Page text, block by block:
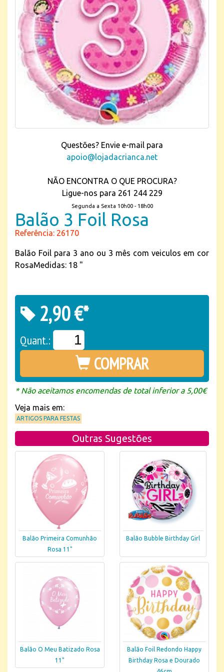
Questões? Envie e-mail para
apoio@lojadacrianca.net
NÃO ENCONTRA O QUE PROCURA?
Ligue-nos para 261 244 229
Segunda a Sexta 10h00 - 18h00
Balão 3 Foil Rosa
Referência: 26170
Balão Foil para 3 ano ou 3 mês com veiculos em cor
RosaMedidas: 18 "
2,90 €*
Quant.:
COMPRAR
* Não aceitamos encomendas de total inferior a 5,00€
Veja mais em:
ARTIGOS PARA FESTAS
Outras Sugestões
Balão Primeira Comunhão
Rosa 11"
Balão Bubble Birthday Girl
Balão O Meu Batizado Rosa
11"
Balão Foil Redondo Happy
Birthday Rosa e Dourado